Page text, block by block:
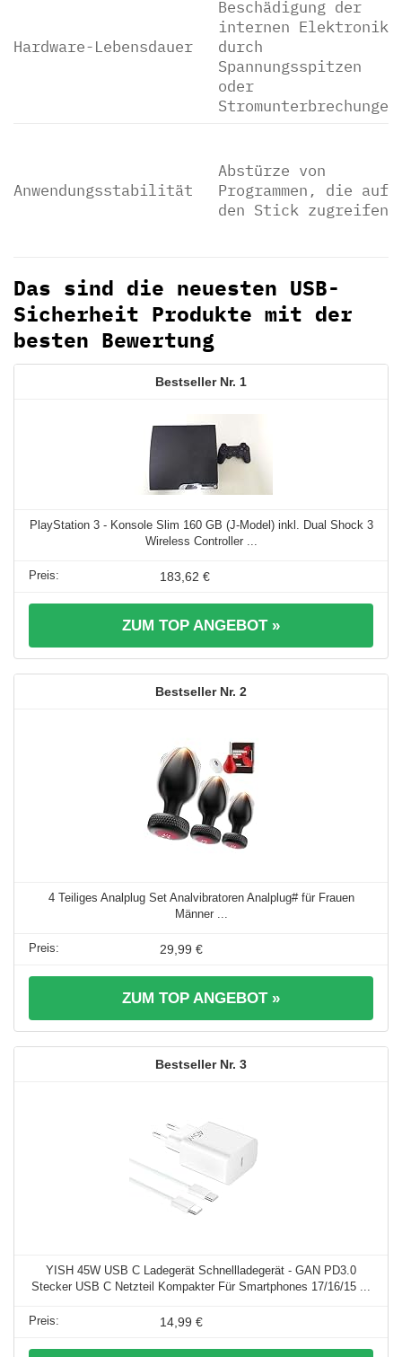
Hardware-Lebensdauer
Beschädigung der
internen Elektronik
durch
Spannungsspitzen
oder
Stromunterbrechungen
Anwendungsstabilität
Abstürze von
Programmen, die auf
den Stick zugreifen
Das sind die neuesten USB-
Sicherheit Produkte mit der
besten Bewertung
1
PlayStation 3 - Konsole Slim 160 GB (J-Model) inkl. Dual Shock 3
Wireless Controller ...
183,62 €
ZUM TOP ANGEBOT »
2
4 Teiliges Analplug Set Analvibratoren Analplug# für Frauen
Männer ...
29,99 €
ZUM TOP ANGEBOT »
3
YISH 45W USB C Ladegerät Schnellladegerät - GAN PD3.0
Stecker USB C Netzteil Kompakter Für Smartphones 17/16/15 ...
14,99 €